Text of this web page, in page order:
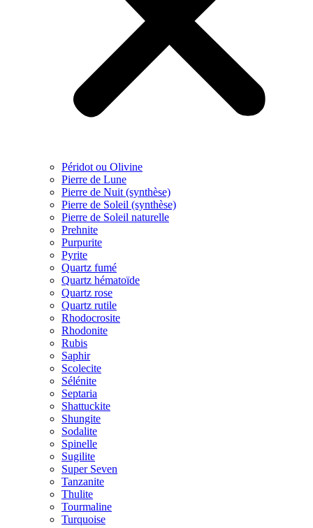
Péridot ou Olivine
Pierre de Lune
Pierre de Nuit (synthèse)
Pierre de Soleil (synthèse)
Pierre de Soleil naturelle
Prehnite
Purpurite
Pyrite
Quartz fumé
Quartz hématoïde
Quartz rose
Quartz rutile
Rhodocrosite
Rhodonite
Rubis
Saphir
Scolecite
Sélénite
Septaria
Shattuckite
Shungite
Sodalite
Spinelle
Sugilite
Super Seven
Tanzanite
Thulite
Tourmaline
Turquoise